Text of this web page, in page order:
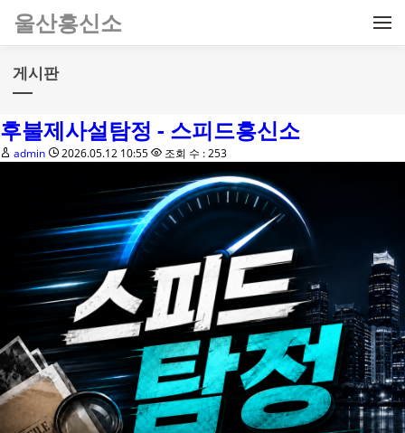
울산흥신소
게시판
후불제사설탐정 - 스피드흥신소
admin 2026.05.12 10:55 조회 수 : 253